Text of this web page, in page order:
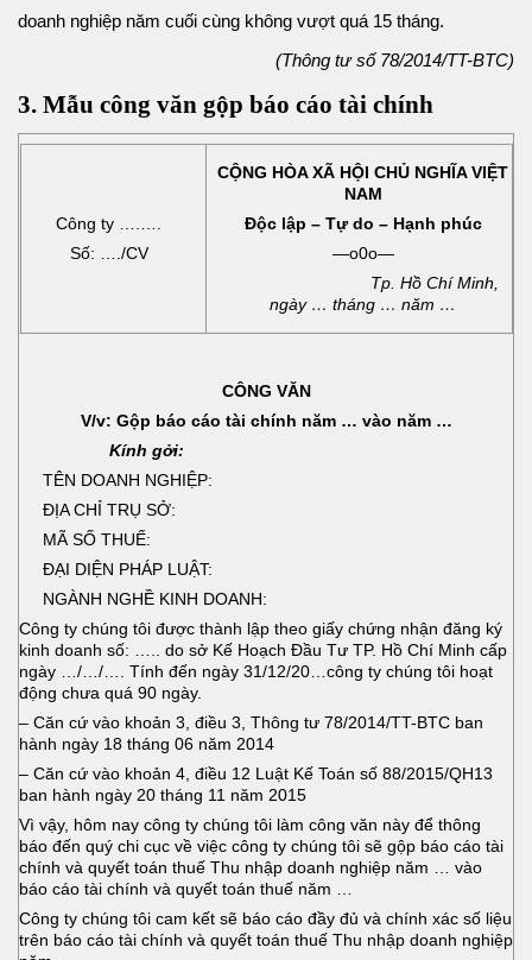
doanh nghiệp năm cuối cùng không vượt quá 15 tháng.
(Thông tư số 78/2014/TT-BTC)
3. Mẫu công văn gộp báo cáo tài chính
Công ty ….….
Số: …./CV
CỘNG HÒA XÃ HỘI CHỦ NGHĨA VIỆT
NAM
Độc lập – Tự do – Hạnh phúc
—o0o—
Tp. Hồ Chí Minh,
ngày … tháng … năm …
CÔNG VĂN
V/v: Gộp báo cáo tài chính năm … vào năm …
Kính gởi:
TÊN DOANH NGHIỆP:
ĐỊA CHỈ TRỤ SỞ:
MÃ SỐ THUẾ:
ĐẠI DIỆN PHÁP LUẬT:
NGÀNH NGHỀ KINH DOANH:
Công ty chúng tôi được thành lập theo giấy chứng nhận đăng ký
kinh doanh số: ….. do sở Kế Hoạch Đầu Tư TP. Hồ Chí Minh cấp
ngày …/…/…. Tính đến ngày 31/12/20…công ty chúng tôi hoạt
động chưa quá 90 ngày.
– Căn cứ vào khoản 3, điều 3, Thông tư 78/2014/TT-BTC ban
hành ngày 18 tháng 06 năm 2014
– Căn cứ vào khoản 4, điều 12 Luật Kế Toán số 88/2015/QH13
ban hành ngày 20 tháng 11 năm 2015
Vì vậy, hôm nay công ty chúng tôi làm công văn này để thông
báo đến quý chi cục về việc công ty chúng tôi sẽ gộp báo cáo tài
chính và quyết toán thuế Thu nhập doanh nghiệp năm … vào
báo cáo tài chính và quyết toán thuế năm …
Công ty chúng tôi cam kết sẽ báo cáo đầy đủ và chính xác số liệu
trên báo cáo tài chính và quyết toán thuế Thu nhập doanh nghiệp